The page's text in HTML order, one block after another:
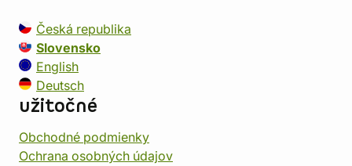
Česká republika
Slovensko
English
Deutsch
užitočné
Obchodné podmienky
Ochrana osobných údajov